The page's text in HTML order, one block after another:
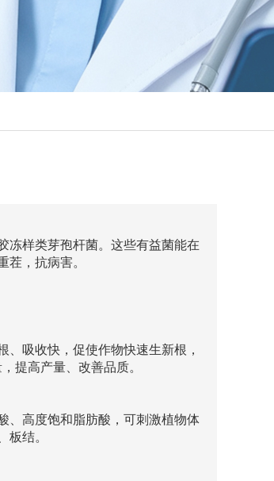
冻样类芽孢杆菌。这些有益菌能在
茬，抗病害。
吸收快，促使作物快速生新根，
提高产量、改善品质。
、高度饱和脂肪酸，可刺激植物体
板结。